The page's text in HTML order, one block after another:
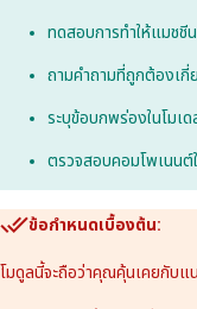
ทดสอบการทำให้แมชชี
ถามคำถามที่ถูกต้องเกี่
ระบุข้อบกพร่องในโมเ
ตรวจสอบคอมโพเนนต์
ข้อกําหนดเบื้องต้น:
โมดูลนี้จะถือว่าคุณคุ้นเคยกับแ